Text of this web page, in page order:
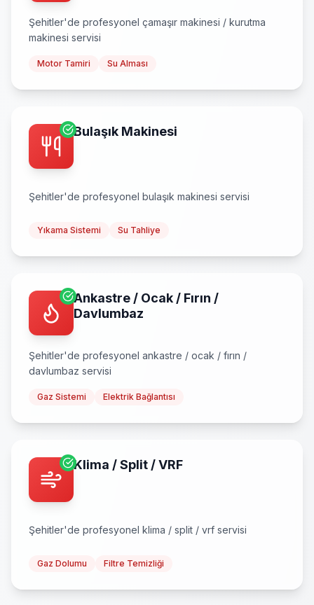
Şehitler'de profesyonel çamaşır makinesi / kurutma
makinesi servisi
Motor Tamiri Su Alması
Bulaşık Makinesi
Şehitler'de profesyonel bulaşık makinesi servisi
Yıkama Sistemi Su Tahliye
Ankastre / Ocak / Fırın /
Davlumbaz
Şehitler'de profesyonel ankastre / ocak / fırın /
davlumbaz servisi
Gaz Sistemi Elektrik Bağlantısı
Klima / Split / VRF
Şehitler'de profesyonel klima / split / vrf servisi
Gaz Dolumu Filtre Temizliği